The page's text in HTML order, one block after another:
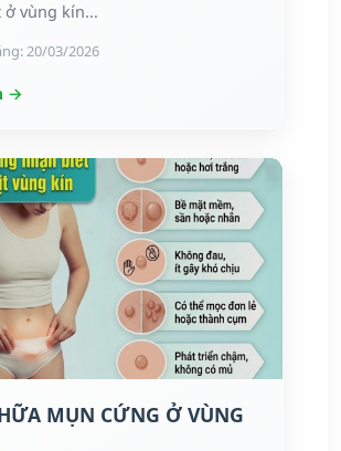
vùng kín...
20/03/2026
→
MỤN CỨNG Ở VÙNG